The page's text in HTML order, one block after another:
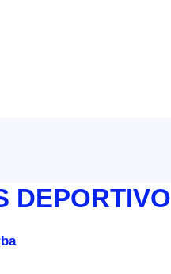
DEPORTIVO